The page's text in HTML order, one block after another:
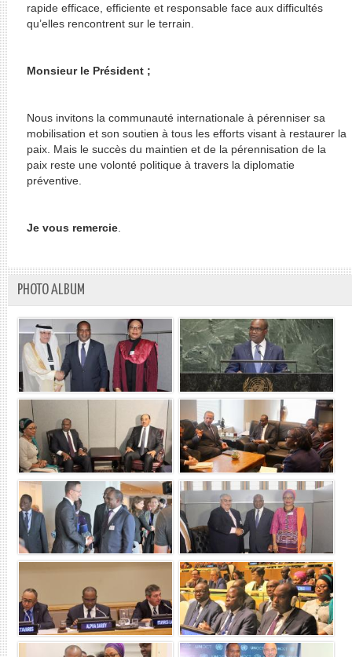
rapide efficace, efficiente et responsable face aux difficultés
qu’elles rencontrent sur le terrain.
Monsieur le Président ;
Nous invitons la communauté internationale à pérenniser sa
mobilisation et son soutien à tous les efforts visant à restaurer la
paix. Mais le succès du maintien et de la pérennisation de la
paix reste une volonté politique à travers la diplomatie
préventive.
Je vous remercie.
PHOTO ALBUM